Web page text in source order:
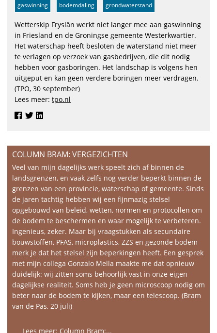
gaswinning bodemdaling grondwaterstand
Wetterskip Fryslân werkt niet langer mee aan gaswinning
in Friesland en de Groningse gemeente Westerkwartier.
Het waterschap heeft besloten de waterstand niet meer
te verlagen op verzoek van gasbedrijven, die dit nodig
hebben voor gasboringen. Het landschap is volgens hen
uitgeput en kan geen verdere boringen meer verdragen.
(TPO, 30 september)
Lees meer: tpo.nl
COLUMN BRAM: VERGEZICHTEN
Veel van mijn dagelijks werk speelt zich af binnen de
landsgrenzen, en vaak zelfs nog verder beperkt binnen de
grenzen van een provincie, waterschap of gemeente. Sinds
de jaren tachtig hebben wij een fijnmazig stelsel
opgebouwd van beleid, wetten, normen en protocollen om
de bodem te beschermen en waar mogelijk te verbeteren.
Ingenieus, zeker. Maar bij vraagstukken als secundaire
bouwstoffen, PFAS, microplastics, ZZS en gezonde bodem
merk je dat het stelsel zijn beperkingen heeft. Een gesprek
met mijn collega Gonzalo Mella maakte me dat opnieuw
duidelijk: wij zitten soms behoorlijk vast in onze eigen
dagelijkse realiteit. Soms heb je geen microscoop nodig om
beter naar de bodem te kijken, maar een telescoop. (Bram
van de Pas, 20 juli)
Lees meer: Column Bram:...